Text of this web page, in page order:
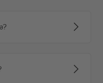
ramionami
wygląd.